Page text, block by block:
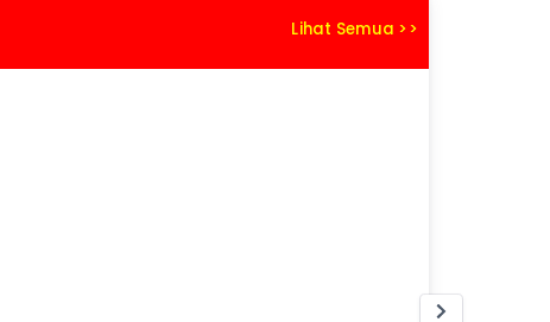
Lihat Semua >>